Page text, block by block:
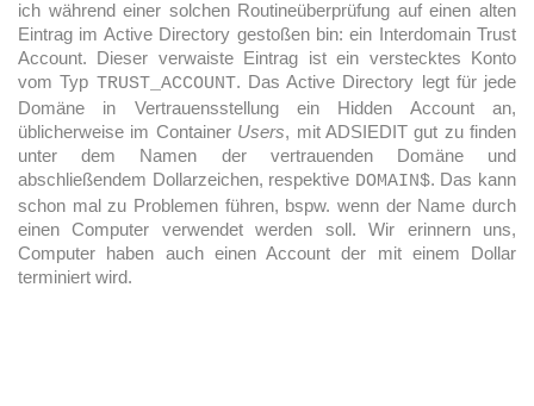
ich während einer solchen Routineüberprüfung auf einen alten
Eintrag im Active Directory gestoßen bin: ein Interdomain Trust
Account. Dieser verwaiste Eintrag ist ein verstecktes Konto
vom Typ TRUST_ACCOUNT. Das Active Directory legt für jede
Domäne in Vertrauensstellung ein Hidden Account an,
üblicherweise im Container Users, mit ADSIEDIT gut zu finden
unter dem Namen der vertrauenden Domäne und
abschließendem Dollarzeichen, respektive DOMAIN$. Das kann
schon mal zu Problemen führen, bspw. wenn der Name durch
einen Computer verwendet werden soll. Wir erinnern uns,
Computer haben auch einen Account der mit einem Dollar
terminiert wird.